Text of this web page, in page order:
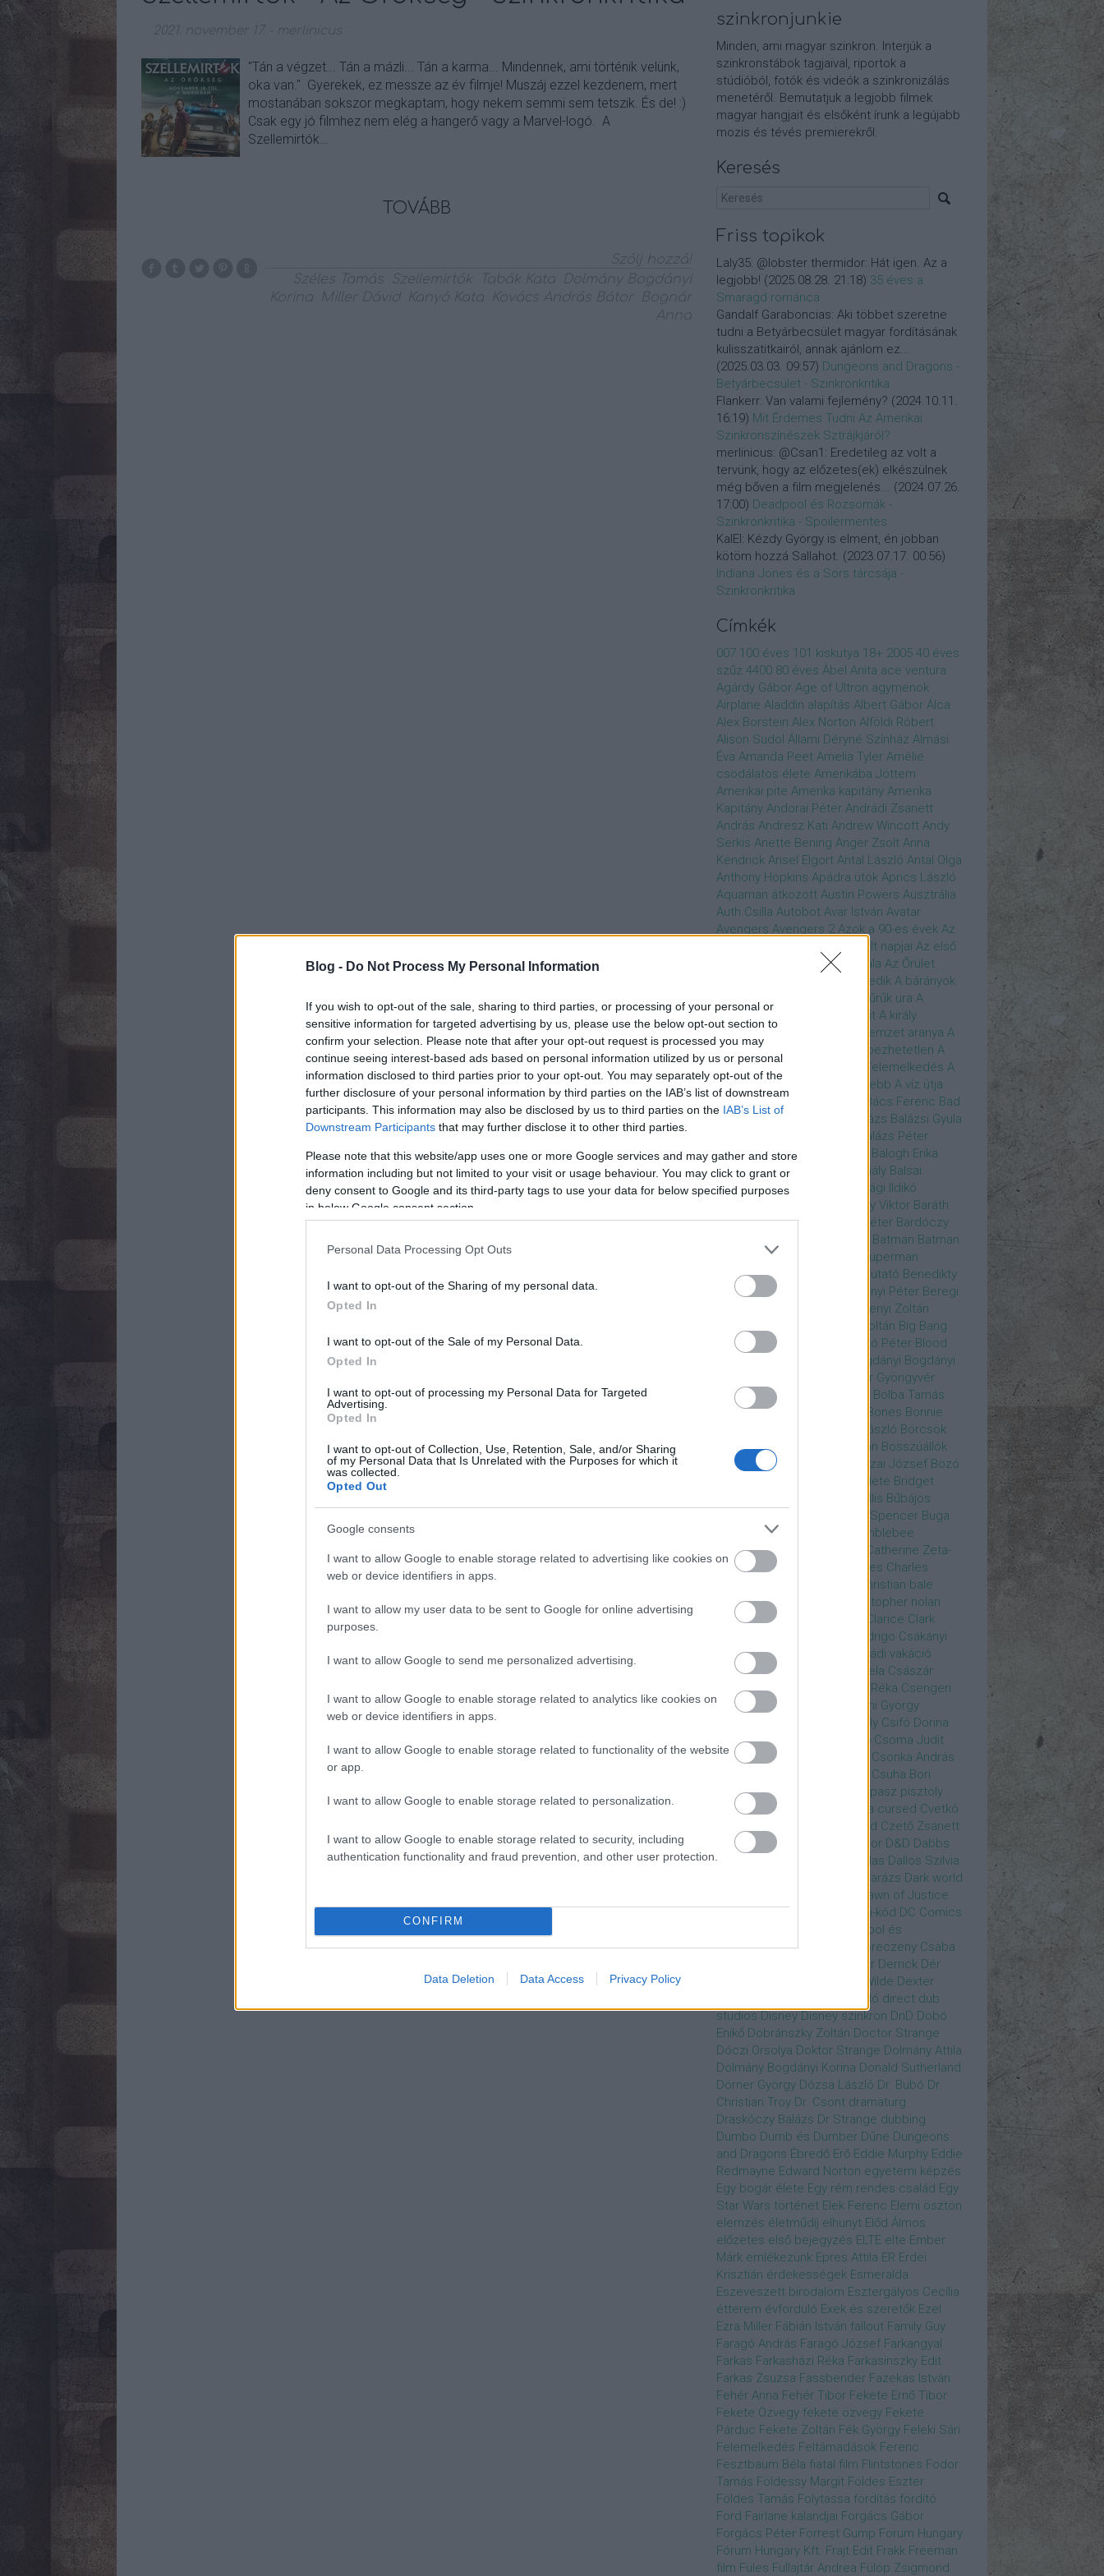
Blog - Do Not Process My Personal Information
If you wish to opt-out of the sale, sharing to third parties, or processing of your personal or
sensitive information for targeted advertising by us, please use the below opt-out section to
confirm your selection. Please note that after your opt-out request is processed you may
continue seeing interest-based ads based on personal information utilized by us or personal
information disclosed to third parties prior to your opt-out. You may separately opt-out of the
further disclosure of your personal information by third parties on the IAB’s list of downstream
participants. This information may also be disclosed by us to third parties on the IAB’s List of
Downstream Participants that may further disclose it to other third parties.
Please note that this website/app uses one or more Google services and may gather and store
information including but not limited to your visit or usage behaviour. You may click to grant or
deny consent to Google and its third-party tags to use your data for below specified purposes
in below Google consent section.
Personal Data Processing Opt Outs
I want to opt-out of the Sharing of my personal data.
Opted In
I want to opt-out of the Sale of my Personal Data.
Opted In
I want to opt-out of processing my Personal Data for Targeted
Advertising.
Opted In
I want to opt-out of Collection, Use, Retention, Sale, and/or Sharing
of my Personal Data that Is Unrelated with the Purposes for which it
was collected.
Opted Out
Google consents
I want to allow Google to enable storage related to advertising like cookies on
web or device identifiers in apps.
I want to allow my user data to be sent to Google for online advertising
purposes.
I want to allow Google to send me personalized advertising.
I want to allow Google to enable storage related to analytics like cookies on
web or device identifiers in apps.
I want to allow Google to enable storage related to functionality of the website
or app.
I want to allow Google to enable storage related to personalization.
I want to allow Google to enable storage related to security, including
authentication functionality and fraud prevention, and other user protection.
CONFIRM
Data Deletion Data Access Privacy Policy
2021. november 17. merlinicus
"Tán a végzet... Tán a mázli... Tán a karma... Mindennek, ami történik velünk,
oka van." Gyerekek, ez messze az év filmje! Muszáj ezzel kezdenem, mert
mostanában sokszor megkaptam, hogy nekem semmi sem tetszik. És de! :)
Csak egy jó filmhez nem elég a hangerő vagy a Marvel-logó. A
Szellemirtók…
TOVÁBB
Szólj hozzá!
Széles Tamás
Szellemirtók Tabák Kata
Dolmány Bogdányi
Korina
Miller Dávid Kanyó Kata Kovács András Bátor
Bognár
Anna
szinkronjunkie
Minden, ami magyar szinkron. Interjúk a
szinkronstábok tagjaival, riportok a
stúdióból, fotók és videók a szinkronizálás
menetéről. Bemutatjuk a legjobb filmek
magyar hangjait és elsőként írunk a legújabb
mozis és tévés premierekről.
Keresés
Friss topikok
Laly35: @lobster thermidor: Hát igen. Az a
legjobb! (2025.08.28. 21:18) 35 éves a
Smaragd románca
Gandalf Garaboncias: Aki többet szeretne
tudni a Betyárbecsület magyar fordításának
kulisszatitkairól, annak ajánlom ez...
(2025.03.03. 09:57) Dungeons and Dragons -
Betyárbecsület - Szinkronkritika
Flankerr: Van valami fejlemény? (2024.10.11.
16:19) Mit Érdemes Tudni Az Amerikai
Szinkronszínészek Sztrájkjáról?
merlinicus: @Csan1: Eredetileg az volt a
tervünk, hogy az előzetes(ek) elkészülnek
még bőven a film megjelenés... (2024.07.26.
17:00) Deadpool és Rozsomák -
Szinkronkritika - Spoilermentes
KalEl: Kézdy György is elment, én jobban
kötöm hozzá Sallahot. (2023.07.17. 00:56)
Indiana Jones és a Sors tárcsája -
Szinkronkritika
Címkék
007 100 éves 101 kiskutya 18+ 2005 40 éves
szűz 4400 80 éves Ábel Anita ace ventura
Agárdy Gábor Age of Ultron agymenok
Airplane Aladdin alapítás Albert Gábor Álca
Alex Borstein Alex Norton Alföldi Róbert
Alison Sudol Állami Déryné Színház Almási
Éva Amanda Peet Amelia Tyler Amélie
csodálatos élete Amerikába Jöttem
Amerikai pite Amerika kapitány Amerika
Kapitány Andorai Péter Andrádi Zsanett
András Andresz Kati Andrew Wincott Andy
Serkis Anette Bening Anger Zsolt Anna
Kendrick Ansel Elgort Antal László Antal Olga
Anthony Hopkins Apádra ütök Aprics László
Aquaman átkozott Austin Powers Ausztrália
Auth Csilla Autobot Avar István Avatar
Avengers Avengers 2 Azok a 90-es évek Az
Az eljövendő múlt napjai Az első
Az igazság hajnala Az Őrület
Az Utolsó Jedik A bárányok
A gyűrűk ura A
Hangya és a Darázs
A hobbit A király
beszéde A kis hableány A nemzet aranya A
Notre Dame i toronyőr
A sebezhetetlen A
sötét lovag A sötét lovag - Felemelkedés A
szomszéd nője mindig zöldebb A víz útja
Baby Driver Bácskai János Bács Ferenc Bad
Boys Bajos csajok Balázs Balázsi Gyula
Balázs Péter
Baldurs Gate 3
Balogh Erika
Balogh Mix Stúdió
Balog Mihály Balsai
Mónika Bánfalvi Eszter
Bánsági Ildikó
Baradlay Viktor Baráth
István Barát Attia Barbinek Péter Bardóczy
Batman Batman
Superman ellen
Batman v Superman
Beetlejuice
bemutató Benedikty
Marcell
Benkő Péter Bercsényi Péter Beregi
Berzsenyi Zoltán
Bezerédi Zoltán Big Bang
Media Kft.
Blake Lively Blaskó Péter Blood
Bogdányi Bogdányi
Bognár Gyöngyvér
Bognár Tamás
Bolba Tamás
Boldog Gábor
Bones Bonnie
Borbély László Börcsök
Enikő Boros Zoltán Bor Zoltán Bosszúállók
Botár Endre
Bozai József Bozó
Brian élete Bridget
Bruce Willis Bűbájos
Bud Spencer Buga
bukott birodalom
Bumblebee
Cameron Diaz
Catherine Zeta-
Jones CD Projekt Red Charles Charles
christian bale
Christopher Eccleston
christopher nolan
Chris Hemsworth
Clarice Clark
Crespo Rodrigo Csákányi
Eszter Csákányi László
Családi vakáció
Csankó Zoltán
Császár Angela Császár
Róbert Cseke Péter Csellár Réka Csengeri
Attila
Csere Ágnes
Cserhalmi György
Csiby Gergely Csifó Dorina
Csillagok Háborúja
Csodanő Csoma Judit
Csomós Mari
Csonka András
Csuha Bori
Csuha Lajos
Csupasz pisztoly
Csurka László
Csűrös Karola cursed Cvetkó
Czető Roland Czető Zsanett
Czigány Judit
Czvetkó Sándor D&D Dabbs
Greer
Dallas Dallos Szilvia
Darázs Dark world
Dawn of Justice
Days of Future Past
Da Vinci-kód DC Comics
Deadpool és
Rozsomák Dead To Me
Debreczeny Csaba
Denevérember Derrick Dér
Devora Wilde Dexter
díjátadó direct dub
studios Disney Disney szinkron DnD Dobó
Enikő Dobránszky Zoltán Doctor Strange
Dóczi Orsolya Doktor Strange Dolmány Attila
Dolmány Bogdányi Korina Donald Sutherland
Dörner György Dózsa László Dr. Bubó Dr.
Christian Troy Dr. Csont dramaturg
Draskóczy Balázs Dr Strange dubbing
Dumbo Dumb és Dumber Dűne Dungeons
and Dragons Ébredő Erő Eddie Murphy Eddie
Redmayne Edward Norton egyetemi képzés
Egy bogár élete Egy rém rendes család Egy
Star Wars történet Elek Ferenc Elemi ösztön
elemzés életműdíj elhunyt Előd Álmos
előzetes első bejegyzés ELTE elte Ember
Márk emlékezünk Epres Attila ER Erdei
Krisztián érdekességek Esmeralda
Eszeveszett birodalom Esztergályos Cecília
étterem évforduló Exek és szeretők Ezel
Ezra Miller Fábián István fallout Family Guy
Faragó András Faragó József Farkangyal
Farkas Farkasházi Réka Farkasinszky Edit
Farkas Zsuzsa Fassbender Fazekas István
Fehér Anna Fehér Tibor Fekete Ernő Tibor
Fekete Özvegy fekete özvegy Fekete
Párduc Fekete Zoltán Fék György Feleki Sári
Felemelkedés Feltámadások Ferenc
Fesztbaum Béla fiatal film Flintstones Fodor
Tamás Földessy Margit Földes Eszter
Földes Tamás Folytassa fordítás fordító
Ford Fairlane kalandjai Forgács Gábor
Forgács Péter Forrest Gump Forum Hungary
Fórum Hungary Kft. Frajt Edit Frakk Freeman
film Füles Fullajtár Andrea Fülöp Zsigmond